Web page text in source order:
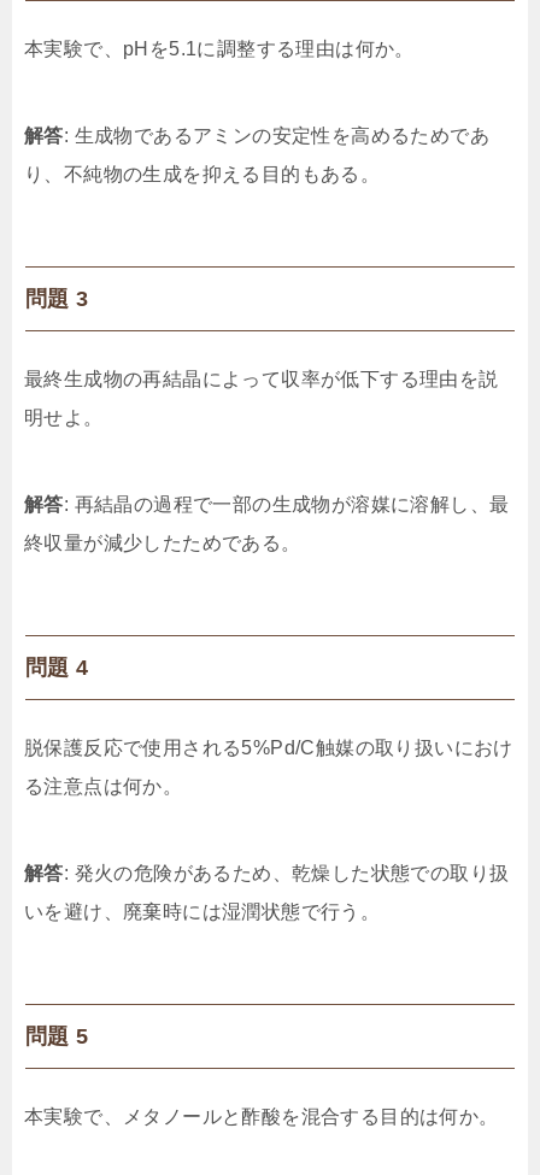
本実験で、pHを5.1に調整する理由は何か。
解答: 生成物であるアミンの安定性を高めるためであ
り、不純物の生成を抑える目的もある。
問題 3
最終生成物の再結晶によって収率が低下する理由を説
明せよ。
解答: 再結晶の過程で一部の生成物が溶媒に溶解し、最
終収量が減少したためである。
問題 4
脱保護反応で使用される5%Pd/C触媒の取り扱いにおけ
る注意点は何か。
解答: 発火の危険があるため、乾燥した状態での取り扱
いを避け、廃棄時には湿潤状態で行う。
問題 5
本実験で、メタノールと酢酸を混合する目的は何か。